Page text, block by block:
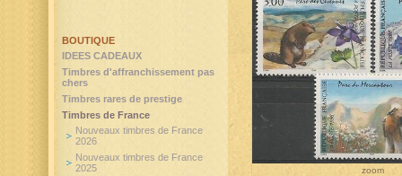
zoom
BOUTIQUE
IDEES CADEAUX
Timbres d'affranchissement pas
chers
Timbres rares de prestige
Timbres de France
Nouveaux timbres de France
2026
Nouveaux timbres de France
2025